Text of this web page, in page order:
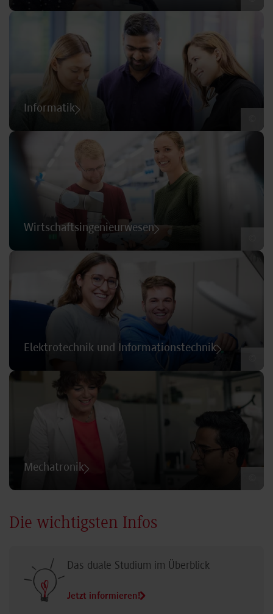
Informatik
Wirtschaftsingenieurwesen
Elektrotechnik und Informationstechnik
Mechatronik
Die wichtigsten Infos
Das duale Studium im Überblick
Jetzt informieren!